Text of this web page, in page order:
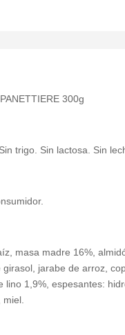
300g
trigo. Sin lactosa. Sin
masa madre 16%,
jarabe de arroz,
lino 1,9%, espesantes:
miel.